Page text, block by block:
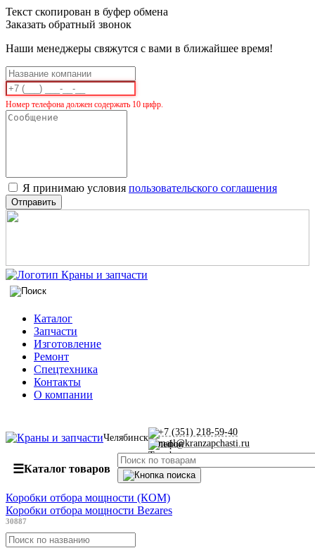
Текст скопирован в буфер обмена
Заказать обратный звонок
Наши менеджеры свяжутся с вами в ближайшее время!
Номер телефона должен содержать 10 цифр.
Я принимаю условия пользовательского соглашения
Отправить
Каталог
Запчасти
Изготовление
Ремонт
Спецтехника
Контакты
О компании
Челябинск
+7 (351) 218-59-40
mail@kranzapchasti.ru
☰Каталог товаров
Коробки отбора мощности (КОМ)
Коробки отбора мощности Bezares
30887